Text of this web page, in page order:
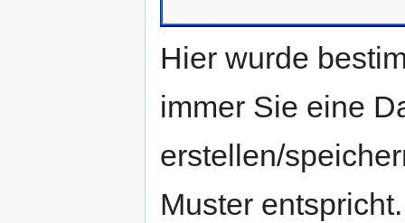
Hier wurde
immer Sie eine
erstellen/
Muster